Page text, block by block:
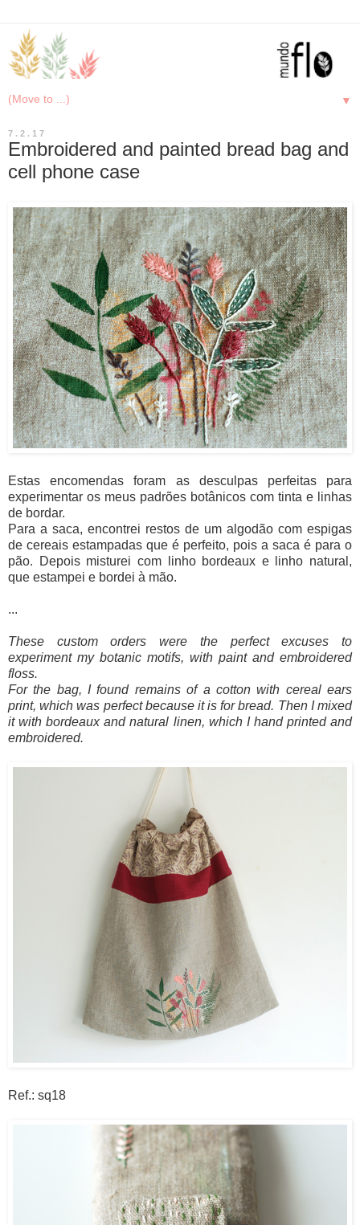
▼
7.2.17
Embroidered and painted bread bag and
cell phone case
Estas encomendas foram as desculpas perfeitas para
experimentar os meus padrões botânicos com tinta e linhas
de bordar.
Para a saca, encontrei restos de um algodão com espigas
de cereais estampadas que é perfeito, pois a saca é para o
pão. Depois misturei com linho bordeaux e linho natural,
que estampei e bordei à mão.
...
These custom orders were the perfect excuses to
experiment my botanic motifs, with paint and embroidered
floss.
For the bag, I found remains of a cotton with cereal ears
print, which was perfect because it is for bread. Then I mixed
it with bordeaux and natural linen, which I hand printed and
embroidered.
Ref.: sq18